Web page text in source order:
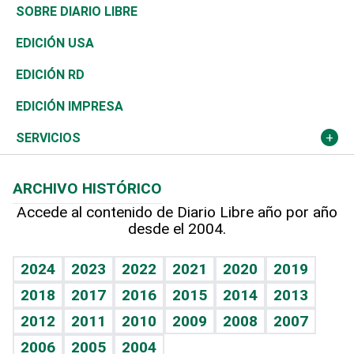
José Boquete
Reportajes
Asia
África
Ocenanía
Caribe
Resto del mundo
Consumo
Vivienda
Telecom.
Global y variable
Economía personal
Belleza
Buena Vida
Sociales
Novedades
Podcast Arte Libre
Hablando con el pediatra
Vida y familia
Eñe
Celebrando la vida
Golf
Ciclismo
Tenis
Olimpismo
Más deportes
Línea de hit
TBT Deportivo
De buena tinta
En Directo
El Espía
Noticiero Poteleche
Columnistas
Clima
Tecnología
Historia
Martes de tecnología
Cambio climático
Mundo
Economía
Revista
Deportes
Opinión
Hecho en casa
Guía del dinero
SOBRE DIARIO LIBRE
EDICIÓN USA
EDICIÓN RD
EDICIÓN IMPRESA
SERVICIOS
Cumpleaños
Horóscopos
Crucigramas
ARCHIVO HISTÓRICO
Accede al contenido de Diario Libre año por año
desde el 2004.
2024 2023 2022 2021 2020
2019
2018
2017 2016 2015 2014
2013
2012
2011 2010 2009 2008
2007
2006
2005 2004